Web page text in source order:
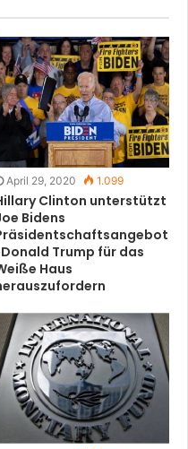
April 29, 2020 1.099
Clinton unterstützt
Bidens
Trump für das
Haus